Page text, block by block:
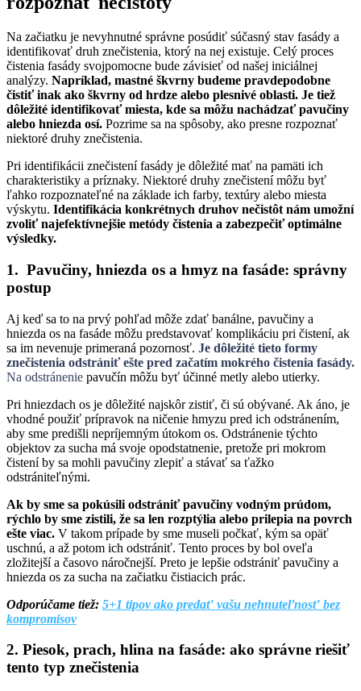
Na začiatku je nevyhnutné správne posúdiť súčasný stav fasády a
identifikovať druh znečistenia, ktorý na nej existuje. Celý proces
čistenia fasády svojpomocne bude závisieť od našej iniciálnej
analýzy. Napríklad, mastné škvrny budeme pravdepodobne
čistiť inak ako škvrny od hrdze alebo plesnivé oblasti. Je tiež
dôležité identifikovať miesta, kde sa môžu nachádzať pavučiny
alebo hniezda osí. Pozrime sa na spôsoby, ako presne rozpoznať
niektoré druhy znečistenia.
Pri identifikácii znečistení fasády je dôležité mať na pamäti ich
charakteristiky a príznaky. Niektoré druhy znečistení môžu byť
ľahko rozpoznateľné na základe ich farby, textúry alebo miesta
výskytu. Identifikácia konkrétnych druhov nečistôt nám umožní
zvoliť najefektívnejšie metódy čistenia a zabezpečiť optimálne
výsledky.
1. Pavučiny, hniezda os a hmyz na fasáde: správny
postup
Aj keď sa to na prvý pohľad môže zdať banálne, pavučiny a
hniezda os na fasáde môžu predstavovať komplikáciu pri čistení, ak
sa im nevenuje primeraná pozornosť. Je dôležité tieto formy
znečistenia odstrániť ešte pred začatím mokrého čistenia fasády.
Na odstránenie pavučín môžu byť účinné metly alebo utierky.
Pri hniezdach os je dôležité najskôr zistiť, či sú obývané. Ak áno, je
vhodné použiť prípravok na ničenie hmyzu pred ich odstránením,
aby sme predišli nepríjemným útokom os. Odstránenie týchto
objektov za sucha má svoje opodstatnenie, pretože pri mokrom
čistení by sa mohli pavučiny zlepiť a stávať sa ťažko
odstrániteľnými.
Ak by sme sa pokúsili odstrániť pavučiny vodným prúdom,
rýchlo by sme zistili, že sa len rozptýlia alebo prilepia na povrch
ešte viac. V takom prípade by sme museli počkať, kým sa opäť
uschnú, a až potom ich odstrániť. Tento proces by bol oveľa
zložitejší a časovo náročnejší. Preto je lepšie odstrániť pavučiny a
hniezda os za sucha na začiatku čistiacich prác.
Odporúčame tiež: 5+1 tipov ako predať vašu nehnuteľnosť bez
kompromisov
2. Piesok, prach, hlina na fasáde: ako správne riešiť
tento typ znečistenia